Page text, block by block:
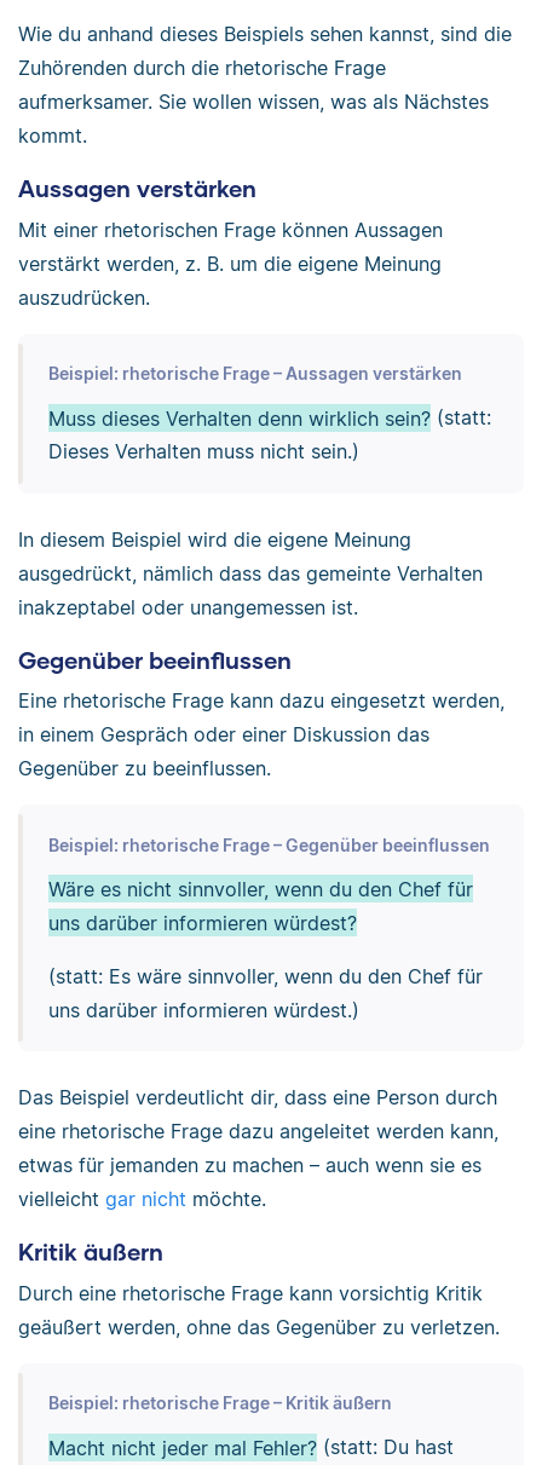
Wie du anhand dieses Beispiels sehen kannst, sind die
Zuhörenden durch die rhetorische Frage
aufmerksamer. Sie wollen wissen, was als Nächstes
kommt.
Aussagen verstärken
Mit einer rhetorischen Frage können Aussagen
verstärkt werden, z. B. um die eigene Meinung
auszudrücken.
Beispiel: rhetorische Frage – Aussagen verstärken
Muss dieses Verhalten denn wirklich sein?(statt:
Dieses Verhalten muss nicht sein.)
In diesem Beispiel wird die eigene Meinung
ausgedrückt, nämlich dass das gemeinte Verhalten
inakzeptabel oder unangemessen ist.
Gegenüber beeinflussen
Eine rhetorische Frage kann dazu eingesetzt werden,
in einem Gespräch oder einer Diskussion das
Gegenüber zu beeinflussen.
Beispiel: rhetorische Frage – Gegenüber beeinflussen
Wäre es nicht sinnvoller, wenn du den Chef für
uns darüber informieren würdest?
(statt: Es wäre sinnvoller, wenn du den Chef für
uns darüber informieren würdest.)
Das Beispiel verdeutlicht dir, dass eine Person durch
eine rhetorische Frage dazu angeleitet werden kann,
etwas für jemanden zu machen – auch wenn sie es
vielleicht gar nicht möchte.
Kritik äußern
Durch eine rhetorische Frage kann vorsichtig Kritik
geäußert werden, ohne das Gegenüber zu verletzen.
Beispiel: rhetorische Frage – Kritik äußern
Macht nicht jeder mal Fehler?(statt: Du hast